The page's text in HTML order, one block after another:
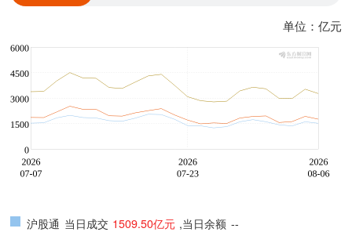
单位：亿元
沪股通 当日成交 1509.50亿元 ,当日余额 --